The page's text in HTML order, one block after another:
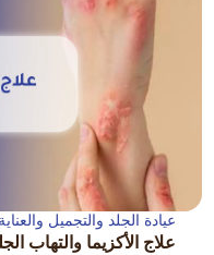
عيادة الجلد والتجميل
علاج الأكزيما والتهاب